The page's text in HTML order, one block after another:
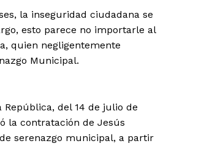
la inseguridad ciudadana se
esto parece no importarle al
quien negligentemente
Municipal.
República, del 14 de julio de
la contratación de Jesús
serenazgo municipal, a partir